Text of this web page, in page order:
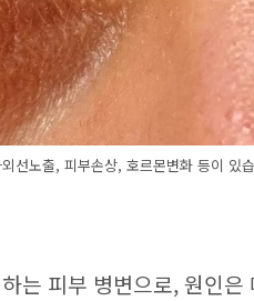
선노출, 피부손상, 호르몬변화 등이 있
는 피부 병변으로, 원인은